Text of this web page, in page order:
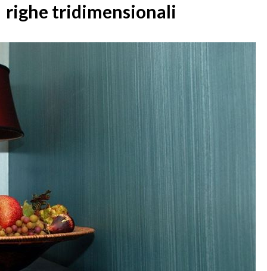
righe tridimensionali